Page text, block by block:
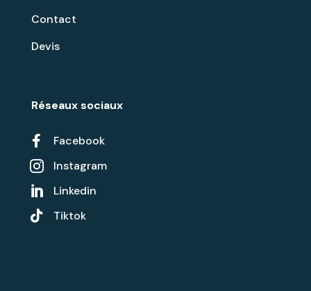
Réseaux sociaux
 Facebook
 Instagram

Linkedin

Tiktok
Contact
Devis